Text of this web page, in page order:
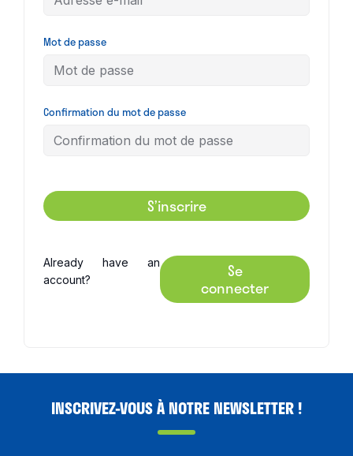
Mot de passe
Confirmation du mot de passe
S’inscrire
Already have an
account?
Se
connecter
INSCRIVEZ-VOUS À NOTRE NEWSLETTER !